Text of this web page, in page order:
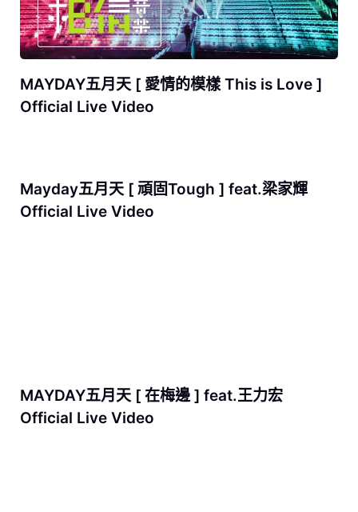
MAYDAY五月天 [ 愛情的模樣 This is Love ]
Official Live Video
Mayday五月天 [ 頑固Tough ] feat.梁家輝
Official Live Video
MAYDAY五月天 [ 在梅邊 ] feat.王力宏
Official Live Video